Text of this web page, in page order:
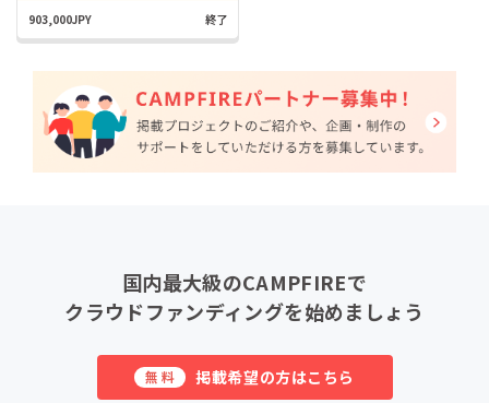
903,000JPY 終了
国内最大級のCAMPFIREで
クラウドファンディングを始めましょう
無料 掲載希望の方はこちら